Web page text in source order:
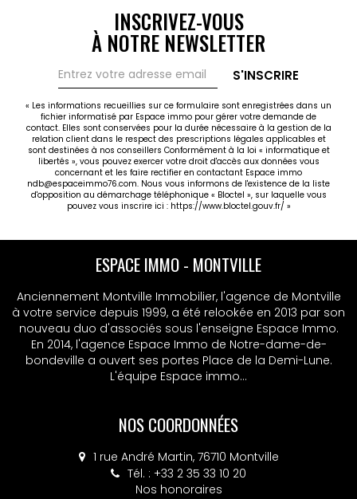
Le palmarès de l'entreprise
INSCRIVEZ-VOUS
À NOTRE NEWSLETTER
S'INSCRIRE
« Les informations recueillies sur ce formulaire sont enregistrées dans un
fichier informatisé par Espace immo pour gérer votre demande de
contact. Elles sont conservées pour la durée nécessaire à la gestion de la
relation client dans le respect des prescriptions légales applicables et
sont destinées à nos conseillers Conformément à la loi « informatique et
libertés », vous pouvez exercer votre droit d'accès aux données vous
concernant et les faire rectifier en contactant Espace immo
ndb@espaceimmo76.com. Nous vous informons de l'existence de la liste
d'opposition au démarchage téléphonique « Bloctel », sur laquelle vous
pouvez vous inscrire ici : https://www.bloctel.gouv.fr/ »
ESPACE IMMO - MONTVILLE
Anciennement Montville Immobilier, l'agence de Montville
à votre service depuis 1999, a été relookée en 2013 par son
nouveau duo d'associés sous l'enseigne Espace Immo.
En 2014, l'agence Espace Immo de Notre-dame-de-
bondeville a ouvert ses portes Place de la Demi-Lune.
L'équipe Espace immo...
NOS COORDONNÉES
1 rue André Martin, 76710 Montville
Tél. : +33 2 35 33 10 20
Nos honoraires